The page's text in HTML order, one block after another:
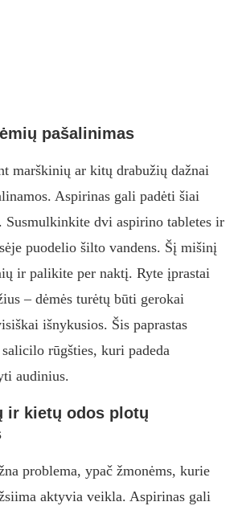
pašalinimas
marškinių ar kitų drabužių dažnai
Aspirinas gali padėti šiai
Susmulkinkite dvi aspirino tabletes ir
puodelio šilto vandens. Šį mišinį
ir palikite per naktį. Ryte įprastai
– dėmės turėtų būti gerokai
išnykusios. Šis paprastas
rūgšties, kuri padeda
audinius.
ir kietų odos plotų
problema, ypač žmonėms, kurie
aktyvia veikla. Aspirinas gali